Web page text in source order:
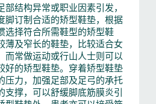
结构异常或职业因素引发，
脚订制合适的矫型鞋垫，根据
选择符合所需鞋型的矫型鞋
薄及窄长的鞋垫，比较适合女
而常做运动或行山人士则可以
好的矫型鞋垫。穿着矫型鞋垫
压力，加强足部及足弓的承托
支撑，可以舒缓脚底筋膜炎引